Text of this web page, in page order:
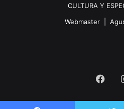
CULTURA Y
Webmaster |